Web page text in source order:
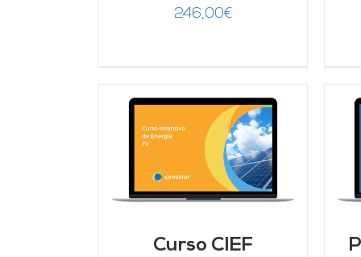
246,00€
Curso CIEF
AÑADIR AL CARRITO
DETALLES